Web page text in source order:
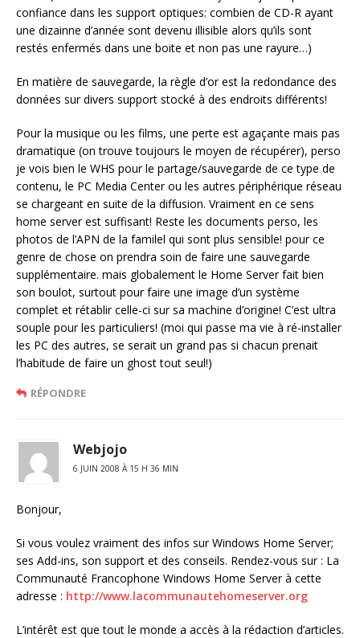
confiance dans les support optiques: combien de CD-R ayant
une dizainne d’année sont devenu illisible alors qu’ils sont
restés enfermés dans une boite et non pas une rayure…)
En matière de sauvegarde, la règle d’or est la redondance des
données sur divers support stocké à des endroits différents!
Pour la musique ou les films, une perte est agaçante mais pas
dramatique (on trouve toujours le moyen de récupérer), perso
je vois bien le WHS pour le partage/sauvegarde de ce type de
contenu, le PC Media Center ou les autres périphérique réseau
se chargeant en suite de la diffusion. Vraiment en ce sens
home server est suffisant! Reste les documents perso, les
photos de l’APN de la familel qui sont plus sensible! pour ce
genre de chose on prendra soin de faire une sauvegarde
supplémentaire. mais globalement le Home Server fait bien
son boulot, surtout pour faire une image d’un système
complet et rétablir celle-ci sur sa machine d’origine! C’est ultra
souple pour les particuliers! (moi qui passe ma vie à ré-installer
les PC des autres, se serait un grand pas si chacun prenait
l’habitude de faire un ghost tout seul!)
RÉPONDRE
Webjojo
6 JUIN 2008 À 15 H 36 MIN
Bonjour,
Si vous voulez vraiment des infos sur Windows Home Server;
ses Add-ins, son support et des conseils. Rendez-vous sur : La
Communauté Francophone Windows Home Server à cette
adresse : http://www.lacommunautehomeserver.org
L’intérêt est que tout le monde a accès à la rédaction d’articles.